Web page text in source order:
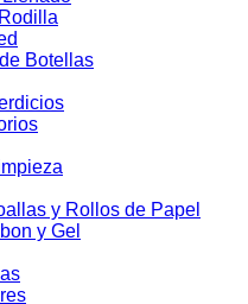
Botellas
y Rollos de Papel
y Gel